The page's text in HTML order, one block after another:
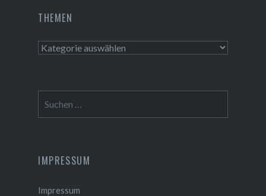
THEMEN
Themen
nach:
IMPRESSUM
Impressum